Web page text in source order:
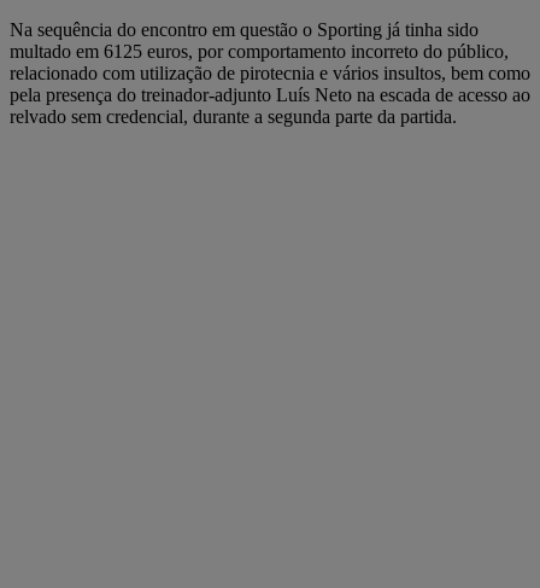
Na sequência do encontro em questão o Sporting já tinha sido
multado em 6125 euros, por comportamento incorreto do público,
relacionado com utilização de pirotecnia e vários insultos, bem como
pela presença do treinador-adjunto Luís Neto na escada de acesso ao
relvado sem credencial, durante a segunda parte da partida.